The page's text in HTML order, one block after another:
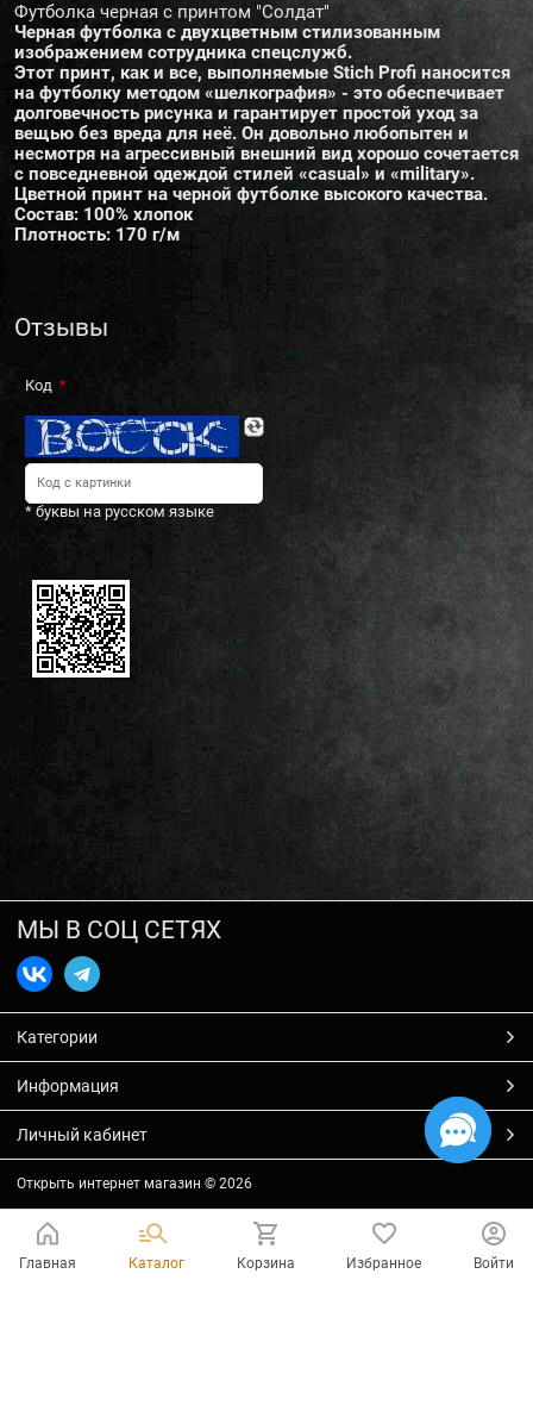
Футболка черная с принтом "Солдат"
Черная футболка с двухцветным стилизованным
изображением сотрудника спецслужб.
Этот принт, как и все, выполняемые Stich Profi наносится
на футболку методом «шелкография» - это обеспечивает
долговечность рисунка и гарантирует простой уход за
вещью без вреда для неё. Он довольно любопытен и
несмотря на агрессивный внешний вид хорошо сочетается
с повседневной одеждой стилей «casual» и «military».
Цветной принт на черной футболке высокого качества.
Состав: 100% хлопок
Плотность: 170 г/м
Отзывы
Код
* буквы на русском языке
МЫ В СОЦ СЕТЯХ
Категории
Информация
Личный кабинет
Открыть интернет магазин © 2026
Главная Каталог Корзина Избранное Войти